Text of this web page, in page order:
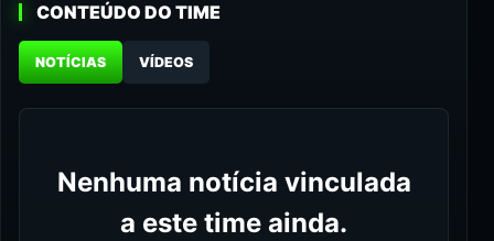
CONTEÚDO DO TIME
NOTÍCIAS VÍDEOS
Nenhuma notícia vinculada
a este time ainda.